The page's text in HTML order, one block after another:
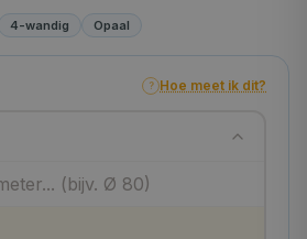
4-wandig Opaal
? Hoe meet ik dit?